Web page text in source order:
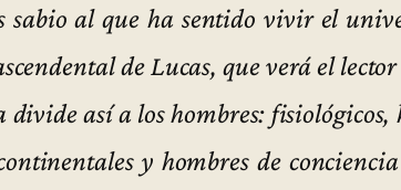
sabio al que ha sentido vivir el
de Lucas, que verá el
divide así a los hombres:
y hombres de